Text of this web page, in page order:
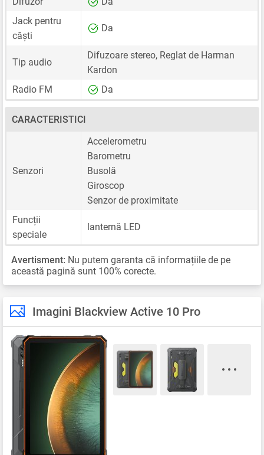
Jack pentru
căști
Da
Tip audio
Difuzoare stereo, Reglat de Harman
Kardon
Radio FM
Da
CARACTERISTICI
Senzori
Accelerometru
Barometru
Busolă
Giroscop
Senzor de proximitate
Funcții
speciale
lanternă LED
Avertisment: Nu putem garanta că informațiile de pe
această pagină sunt 100% corecte.
Imagini Blackview Active 10 Pro